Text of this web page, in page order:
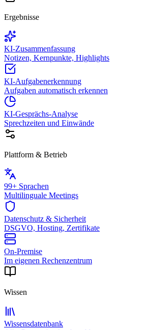
Ergebnisse
KI-Zusammenfassung
Notizen, Kernpunkte, Highlights
KI-Aufgabenerkennung
Aufgaben automatisch erkennen
KI-Gesprächs-Analyse
Sprechzeiten und Einwände
Plattform & Betrieb
99+ Sprachen
Multilinguale Meetings
Datenschutz & Sicherheit
DSGVO, Hosting, Zertifikate
On-Premise
Im eigenen Rechenzentrum
Wissen
Wissensdatenbank